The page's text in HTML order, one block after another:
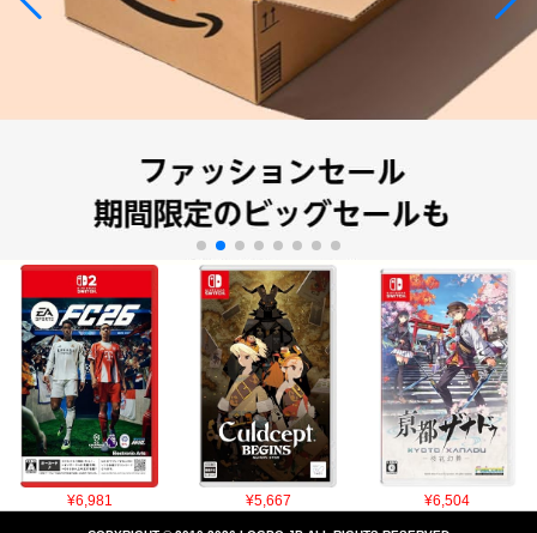
¥6,981 ¥5,667 ¥6,504